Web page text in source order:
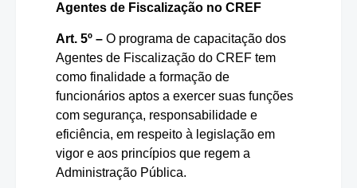
Agentes de Fiscalização no CREF
Art. 5º – O programa de capacitação dos
Agentes de Fiscalização do CREF tem
como finalidade a formação de
funcionários aptos a exercer suas funções
com segurança, responsabilidade e
eficiência, em respeito à legislação em
vigor e aos princípios que regem a
Administração Pública.